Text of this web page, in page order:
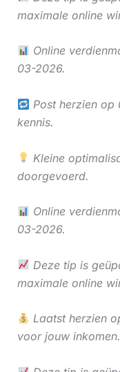
maximale online
Online
03-2026.
Post herzien
kennis.
Kleine
doorgevoerd.
Online
03-2026.
Deze tip is
maximale online
Laatst herzien
voor jouw inkomen.